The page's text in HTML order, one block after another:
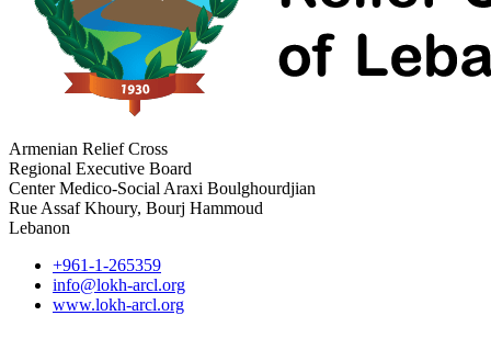
Armenian Relief Cross
Regional Executive Board
Center Medico-Social Araxi Boulghourdjian
Rue Assaf Khoury, Bourj Hammoud
Lebanon
+961-1-265359
info@lokh-arcl.org
www.lokh-arcl.org